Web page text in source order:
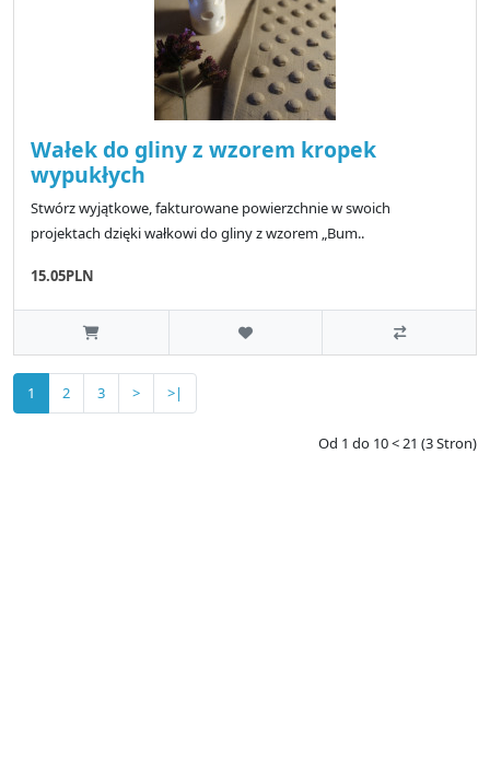
Wałek do gliny z wzorem kropek
wypukłych
Stwórz wyjątkowe, fakturowane powierzchnie w swoich
projektach dzięki wałkowi do gliny z wzorem „Bum..
15.05PLN
1 2 3 > >|
Od 1 do 10 < 21 (3 Stron)